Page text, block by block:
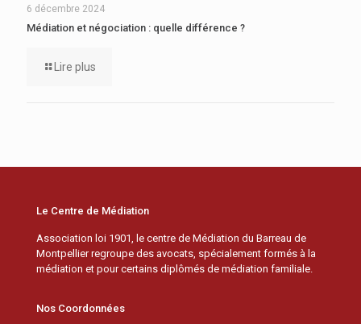
6 décembre 2024
Médiation et négociation : quelle différence ?
Lire plus
Le Centre de Médiation
Association loi 1901, le centre de Médiation du Barreau de
Montpellier regroupe des avocats, spécialement formés à la
médiation et pour certains diplômés de médiation familiale.
Nos Coordonnées